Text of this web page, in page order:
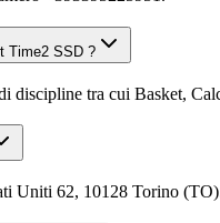
Time2 SSD ?
discipline tra cui Basket,
Uniti 62, 10128 Torino